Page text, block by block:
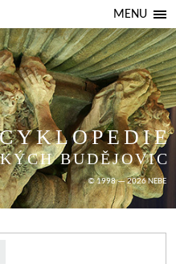
MENU
BUDĚJOVIC
© 1998 — 2026 NEBE